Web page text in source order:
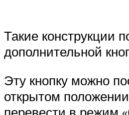
Такие конструкции
дополнительной
Эту кнопку можно
открытом